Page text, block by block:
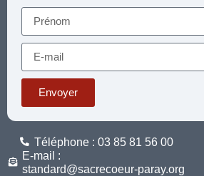
Envoyer
Téléphone : 03 85 81 56 00
E-mail :
standard@sacrecoeur-paray.org